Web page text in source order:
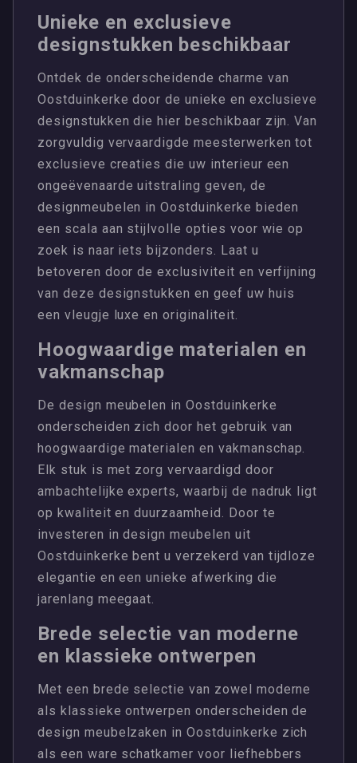
Unieke en exclusieve
designstukken beschikbaar
Ontdek de onderscheidende charme van
Oostduinkerke door de unieke en exclusieve
designstukken die hier beschikbaar zijn. Van
zorgvuldig vervaardigde meesterwerken tot
exclusieve creaties die uw interieur een
ongeëvenaarde uitstraling geven, de
designmeubelen in Oostduinkerke bieden
een scala aan stijlvolle opties voor wie op
zoek is naar iets bijzonders. Laat u
betoveren door de exclusiviteit en verfijning
van deze designstukken en geef uw huis
een vleugje luxe en originaliteit.
Hoogwaardige materialen en
vakmanschap
De design meubelen in Oostduinkerke
onderscheiden zich door het gebruik van
hoogwaardige materialen en vakmanschap.
Elk stuk is met zorg vervaardigd door
ambachtelijke experts, waarbij de nadruk ligt
op kwaliteit en duurzaamheid. Door te
investeren in design meubelen uit
Oostduinkerke bent u verzekerd van tijdloze
elegantie en een unieke afwerking die
jarenlang meegaat.
Brede selectie van moderne
en klassieke ontwerpen
Met een brede selectie van zowel moderne
als klassieke ontwerpen onderscheiden de
design meubelzaken in Oostduinkerke zich
als een ware schatkamer voor liefhebbers